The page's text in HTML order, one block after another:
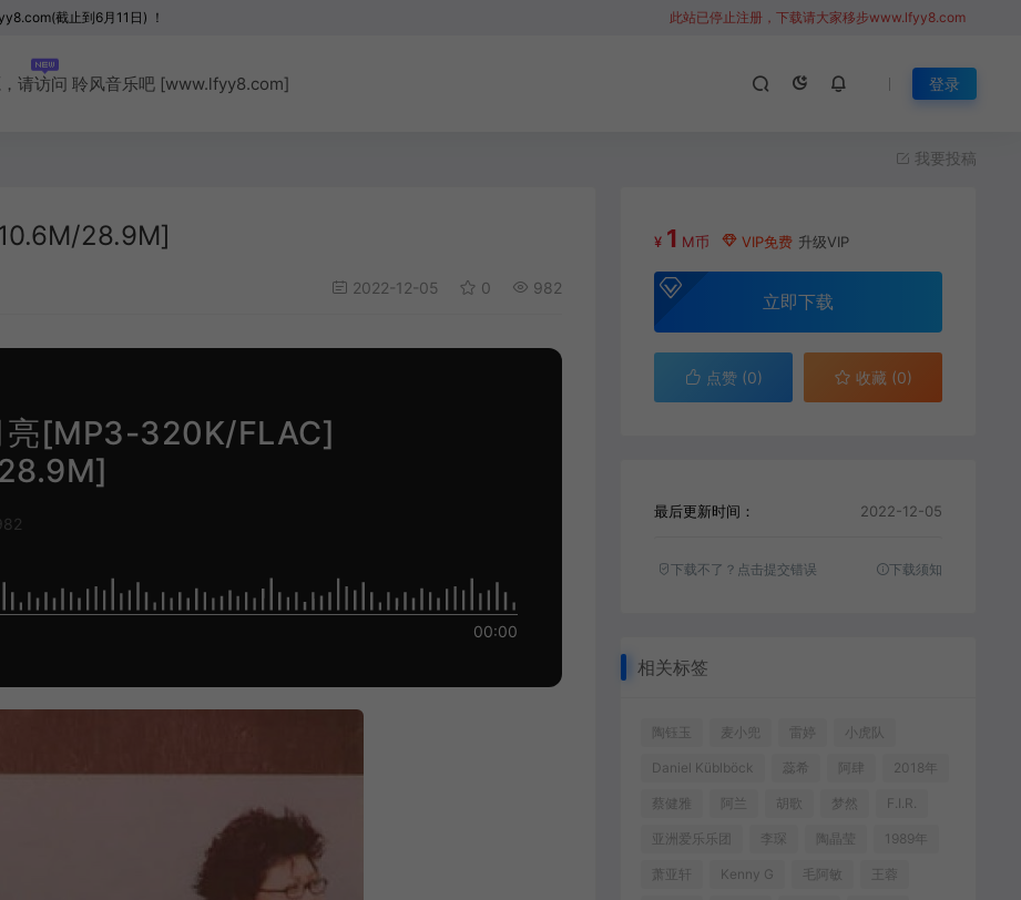
截止到6月11日) ！ 此站已停止注册，下载请大家移步www.lfyy8.com
请访问 聆风音乐吧 [www.lfyy8.com] 登录
我要投稿
28.9M]
2022-12-05 0 982
亮[MP3-320K/FLAC]
00:00
¥ 1 M币 VIP免费 升级VIP
立即下载
点赞 (0) 收藏 (0)
最后更新时间： 2022-12-05
下载不了？点击提交错误 下载须知
相关标签
陶钰玉 麦小兜 雷婷 小虎队
Daniel Küblböck 蕊希 阿肆 2018年
蔡健雅 阿兰 胡歌 梦然 F.I.R.
亚洲爱乐乐团 李琛 陶晶莹 1989年
萧亚轩 Kenny G 毛阿敏 王蓉